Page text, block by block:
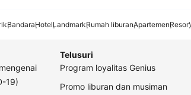
BandaraHotelLandmarkRumah liburanApartemenResor
19)
Telusuri
Program loyalitas Genius
Promo liburan dan musiman